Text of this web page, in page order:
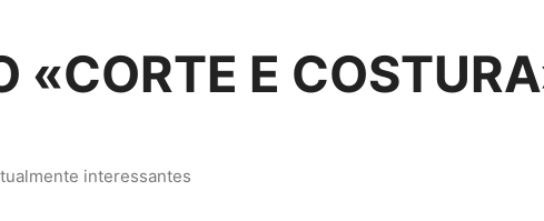
«CORTE E
interessantes